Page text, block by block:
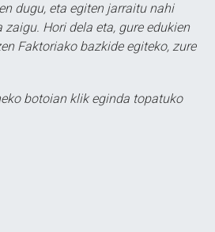
dugu, eta egiten jarraitu nahi
Hori dela eta, gure edukien
Faktoriako bazkide egiteko, zure
botoian klik eginda topatuko